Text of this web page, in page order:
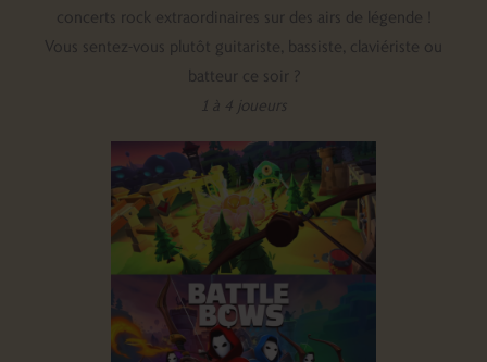
concerts rock extraordinaires sur des airs de légende !
Vous sentez-vous plutôt guitariste, bassiste, claviériste ou
batteur ce soir ?
1 à 4 joueurs